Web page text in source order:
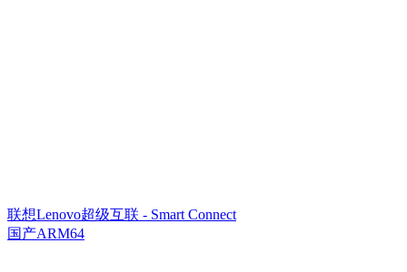
联想Lenovo超级互联 - Smart Connect
国产ARM64